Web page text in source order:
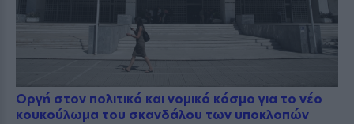
Οργή στον πολιτικό και νομικό κόσμο για το νέο
κουκούλωμα του σκανδάλου των υποκλοπών